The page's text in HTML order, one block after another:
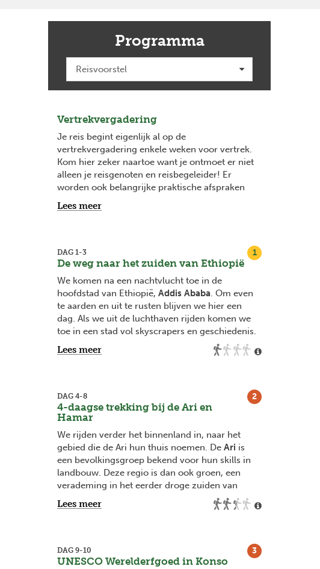
Programma
Vertrekvergadering
Je reis begint eigenlijk al op de
vertrekvergadering enkele weken voor vertrek.
Kom hier zeker naartoe want je ontmoet er niet
alleen je reisgenoten en reisbegeleider! Er
worden ook belangrijke praktische afspraken
gemaakt en het is het ideale moment om
antwoord te krijgen op je vragen. Vanaf 2
vertrekvergadering en na boeking word je
hiervan ook op de hoogte gehouden via mail.
Lees meer
1
DAG 1-3
De weg naar het zuiden van Ethiopië
We komen na een nachtvlucht toe in de
hoofdstad van Ethiopië, Addis Ababa. Om even
te aarden en uit te rusten blijven we hier een
dag. Als we uit de luchthaven rijden komen we
toe in een stad vol skyscrapers en geschiedenis.
In het nationale museum ligt het
skelet van Lucy
één van de vroege voorouders van de mensen
De volgende dag vliegen we richting het zuiden.
Hier komen we aan in Jinka, het beginpunt van
onze tocht in het zuiden van Ethiopië.
Afhankelijk van de tijd kunnen we de stad al even
intrekken en onze eerste Ethiopische koffie
drinken. Geen betere manier om onze trip te
starten!
Lees meer
2
DAG 4-8
4-daagse trekking bij de Ari en
Hamar
We rijden verder het binnenland in, naar het
gebied die de Ari hun thuis noemen. De Ari is
een bevolkingsgroep bekend voor hun skills in
landbouw. Deze regio is dan ook groen, een
verademing in het eerder droge zuiden van
Ethiopië.
warmen voor onze komende vierdaagse
trekking. We zien de boeren op hun velden
Lees meer
3
DAG 9-10
UNESCO Werelderfgoed in Konso